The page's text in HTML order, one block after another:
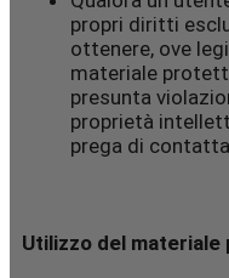
propri diritti
ottenere, ove
materiale
presunta
proprietà
prega di
Utilizzo del materiale